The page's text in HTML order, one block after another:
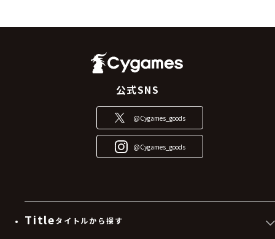
公式SNS
@Cygames_goods
@Cygames_goods
Titleタイトルから探す